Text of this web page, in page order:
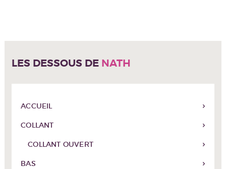
LES DESSOUS DE NATH
ACCUEIL
COLLANT
COLLANT OUVERT
BAS